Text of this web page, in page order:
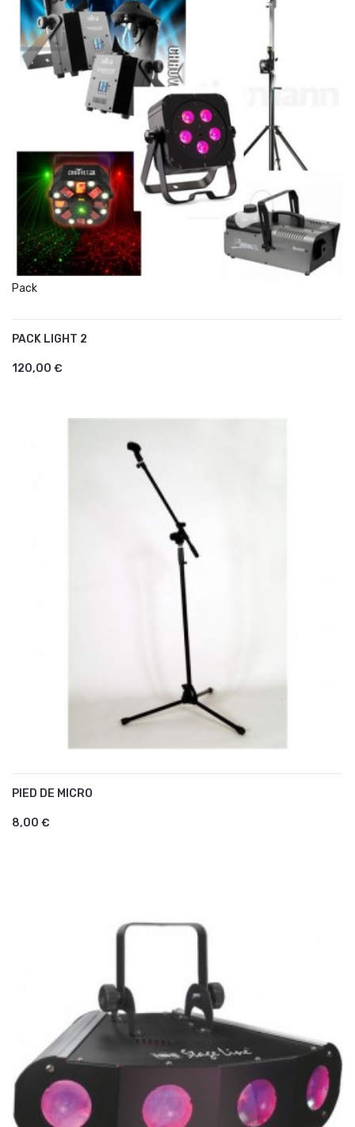
Pack
PACK LIGHT 2
120,00 €
PIED DE MICRO
8,00 €